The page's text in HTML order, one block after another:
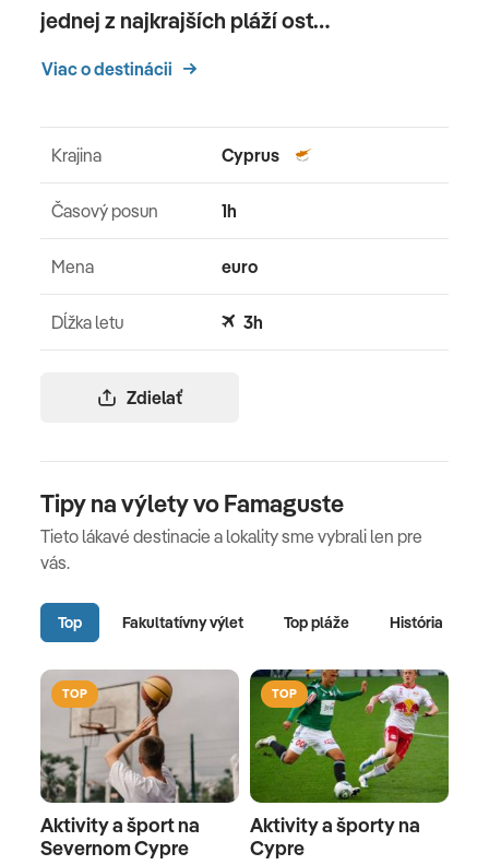
jednej z najkrajších pláží ost…
Viac o destinácii
Zdielať
Krajina Cyprus
Časový posun 1h
Mena euro
Dĺžka letu 3h
Tipy na výlety vo Famaguste
Tieto lákavé destinacie a lokality sme vybrali len pre
vás.
Top Fakultatívny výlet Top pláže História
TOP
Aktivity a šport na
Severnom Cypre
TOP
Aktivity a športy na
Cypre